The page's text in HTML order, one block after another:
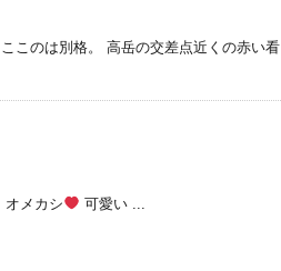
このは別格。 高岳の交差点近くの赤い看
オメカシ 可愛い ...